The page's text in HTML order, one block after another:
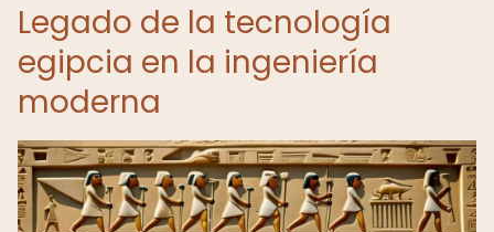
Legado de la tecnología
egipcia en la ingeniería
moderna